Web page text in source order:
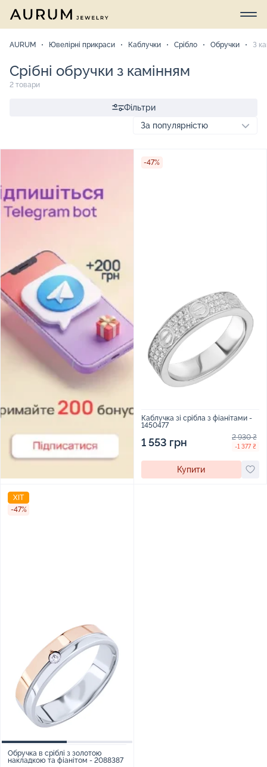
AURUM Ювелірні прикраси Каблучки Срібло Обручки З
Срібні обручки з камінням
2 товари
Фільтри
-47%
Каблучка зі срібла з фіанітами -
1450477
1 553 грн 2 930 ₴
-1 377 ₴
Купити
ХІТ
-47%
Обручка в сріблі з золотою
накладкою та фіанітом - 2088387